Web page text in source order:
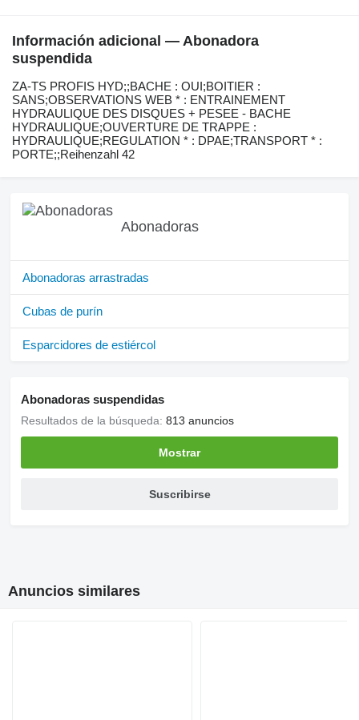
Información adicional — Abonadora
suspendida
ZA-TS ​​​​​​​​​‌‌​​​​‌​​​​​​​​​‌‌‌​‌​‌​​​​​​​​​‌‌‌​‌​​​​​​​​​​​‌‌​‌‌‌‌​​​​​​​​​‌‌​‌‌​​​​​​​​​​​‌‌​‌​​‌​​​​​​​​​‌‌​‌‌‌​​​​​​​​​​‌‌​​‌​‌PROFIS HYD;;BACHE : OUI;BOITIER :
SANS;OBSERVATIONS WEB * : ENTRAINEMENT
HYDRAULIQUE DES DISQUES + PESEE - BACHE
HYDRAULIQUE;OUVERTURE DE TRAPPE :
HYDRAULIQUE;REGULATION * : DPAE;TRANSPORT * :
PORTE;;Reihenzahl 42
Abonadoras
Abonadoras arrastradas
Cubas de purín
Esparcidores de estiércol
Abonadoras suspendidas
Resultados de la búsqueda: 813 anuncios
Mostrar
Suscribirse
Anuncios similares